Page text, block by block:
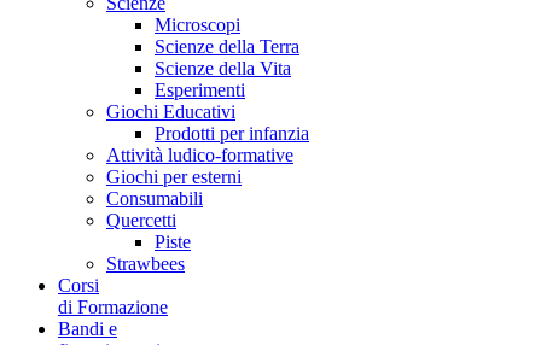
Microscopi
Scienze della Terra
Scienze della Vita
Esperimenti
Giochi Educativi
Prodotti per infanzia
Attività ludico-formative
Giochi per esterni
Consumabili
Quercetti
Piste
Strawbees
Corsi
di Formazione
Bandi e